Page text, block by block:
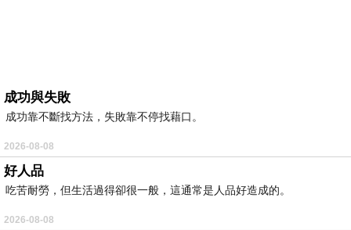
成功與失敗
成功靠不斷找方法，失敗靠不停找藉口。
2026-08-08
好人品
吃苦耐勞，但生活過得卻很一般，這通常是人品好造成的。
2026-08-08